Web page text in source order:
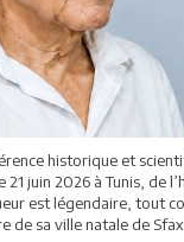
historique et
21 juin 2026 à Tunis, de
est légendaire, tout
de sa ville natale de